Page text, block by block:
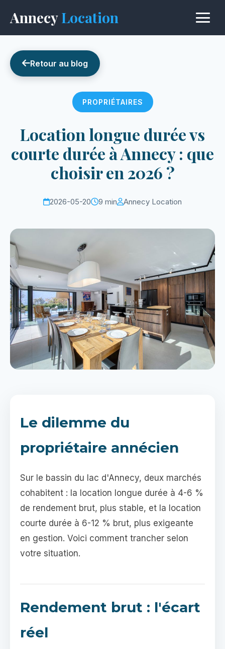
AnnecyLocation
Retour au blog
PROPRIÉTAIRES
Location longue durée vs
courte durée à Annecy : que
choisir en 2026 ?
2026-05-20 9 min Annecy Location
Le dilemme du
propriétaire annécien
Sur le bassin du lac d'Annecy, deux marchés
cohabitent : la location longue durée à 4-6 %
de rendement brut, plus stable, et la location
courte durée à 6-12 % brut, plus exigeante
en gestion. Voici comment trancher selon
votre situation.
Rendement brut : l'écart
réel